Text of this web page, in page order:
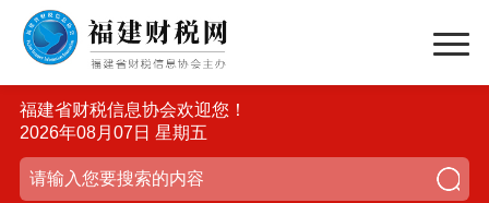
福建省财税信息协会欢迎您！
2026年08月07日 星期五